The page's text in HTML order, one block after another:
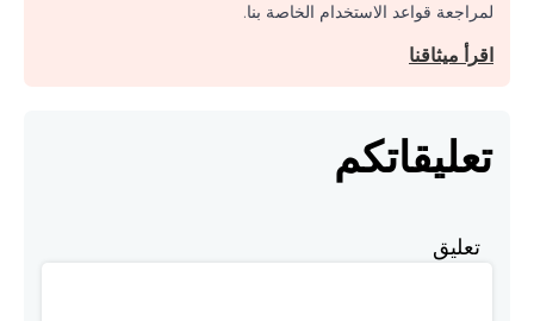
لمراجعة قواعد الاستخدام الخاصة بنا.
اقرأ ميثاقنا
تعليقاتكم
تعليق